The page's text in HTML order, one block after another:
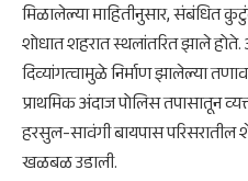
मिळालेल्या माहितीनुसार, संबंधित
शोधात शहरात स्थलांतरित झाले
दिव्यांगत्वामुळे निर्माण झालेल्या
प्राथमिक अंदाज पोलिस तपासातून
हरसुल-सावंगी बायपास
खळबळ उडाली.